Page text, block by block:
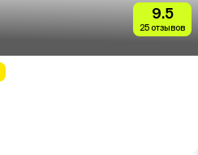
9.5
25 отзывов